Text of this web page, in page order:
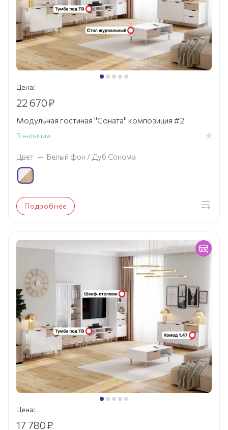
Цена:
22 670₽
Модульная гостиная "Соната" композиция #2
В наличии
Цвет — Белый фон / Дуб Сонома
Подробнее
Цена:
17 780₽